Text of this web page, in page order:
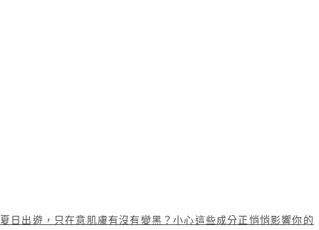
夏日出遊，只在意肌膚有沒有變黑？小心這些成分正悄悄影響你的